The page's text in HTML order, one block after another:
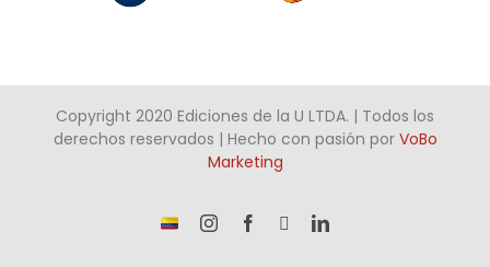
Copyright 2020 Ediciones de la U LTDA. | Todos los
derechos reservados | Hecho con pasión por VoBo
Marketing
¡Somos InstagramFacebook LinkedIn